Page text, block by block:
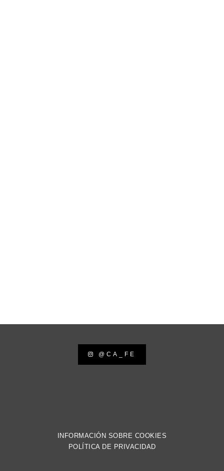
@CA_FE
INFORMACIÓN SOBRE COOKIES
POLÍTICA DE PRIVACIDAD